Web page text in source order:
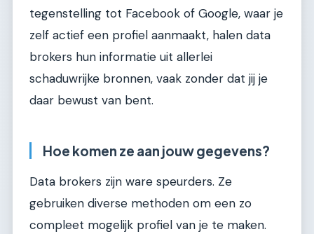
tegenstelling tot Facebook of Google, waar je
zelf actief een profiel aanmaakt, halen data
brokers hun informatie uit allerlei
schaduwrijke bronnen, vaak zonder dat jij je
daar bewust van bent.
Hoe komen ze aan jouw gegevens?
Data brokers zijn ware speurders. Ze
gebruiken diverse methoden om een zo
compleet mogelijk profiel van je te maken.